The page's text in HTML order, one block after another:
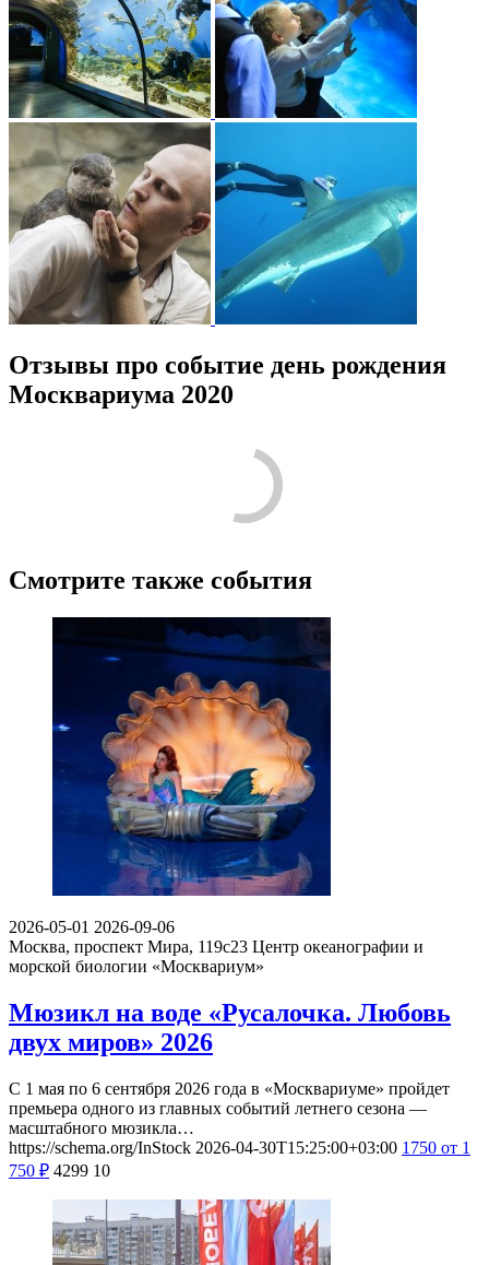
Отзывы про событие день рождения
Москвариума 2020
Пожалуйста, оставьте подробный отзыв или комментарий,
чтобы другим людям было проще принять решение по поводу
посещения! Расскажите о том, что стоит знать тем, кто только
планирует посещение.
Поделитесь с своими впечатлениями от посещения. Напишите
о том, что вам понравилось, а что нет, что запомнилось, что
показалось интересным или необычным. Если вы ходили с
детьми, расскажите об их впечатлениях.
Будьте корректны, и соблюдайте правила приличия.
Смотрите также события